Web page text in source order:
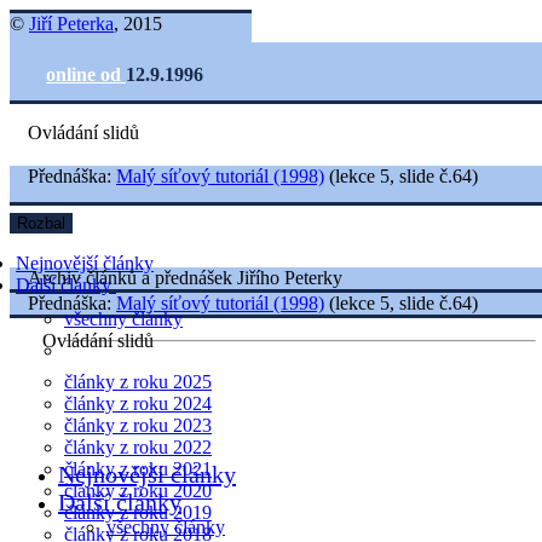
© Jiří Peterka, 2015
online od 12.9.1996
Ovládání slidů
Nejnovější články
Další články
všechny články
články z roku 2025
články z roku 2024
články z roku 2023
články z roku 2022
články z roku 2021
články z roku 2020
články z roku 2019
články z roku 2018
Přednáška: Malý síťový tutoriál (1998) (lekce 5, slide č.64)
Rozbal
Archiv článků a přednášek Jiřího Peterky
Přednáška: Malý síťový tutoriál (1998) (lekce 5, slide č.64)
Ovládání slidů
Nejnovější články
Další články
všechny články